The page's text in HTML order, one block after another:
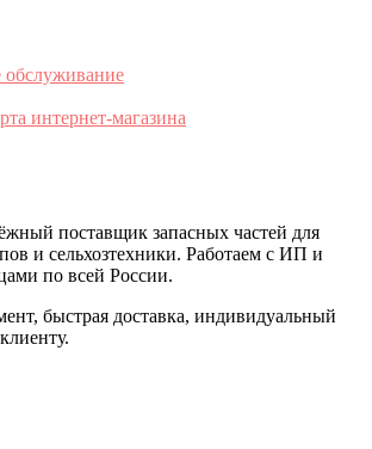
обслуживание
интернет-магазина
поставщик запасных частей для
и сельхозтехники. Работаем с ИП и
по всей России.
быстрая доставка, индивидуальный